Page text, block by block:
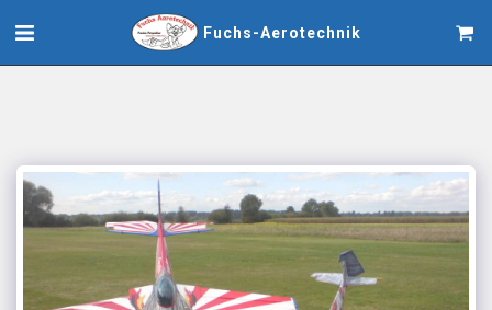
Fuchs-Aerotechnik